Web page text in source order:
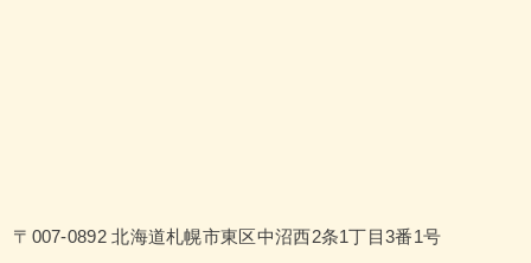
〒007-0892 北海道札幌市東区中沼西2条1丁目3番1号